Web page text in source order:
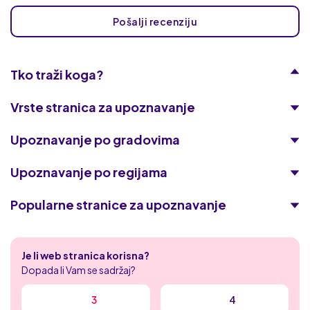
Pošalji recenziju
Tko traži koga?
Vrste stranica za upoznavanje
Upoznavanje po gradovima
Upoznavanje po regijama
Popularne stranice za upoznavanje
Academic Singles
Tajni zreli flert
Je li web stranica korisna?
Dopada li Vam se sadržaj?
3 4